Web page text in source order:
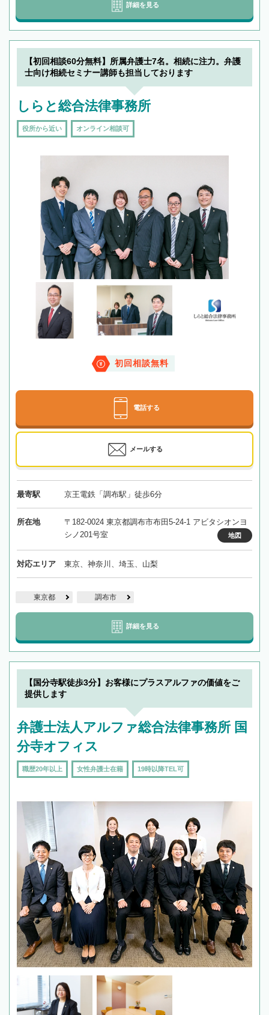
詳細を見る
【初回相談60分無料】所属弁護士7名。相続に注力。弁護
士向け相続セミナー講師も担当しております
しらと総合法律事務所
役所から近い オンライン相談可
初回相談無料
電話する
メールする
最寄駅 京王電鉄「調布駅」徒歩6分
所在地
〒182-0024 東京都調布市布田5-24-1 アビタシオンヨ
シノ201号室
地図
対応エリア 東京、神奈川、埼玉、山梨
東京都 調布市
詳細を見る
【国分寺駅徒歩3分】お客様にプラスアルファの価値をご
提供します
弁護士法人アルファ総合法律事務所 国
分寺オフィス
職歴20年以上 女性弁護士在籍 19時以降TEL可